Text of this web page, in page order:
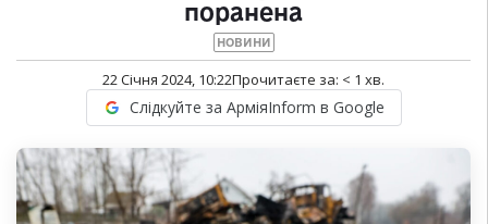
поранена
НОВИНИ
22 Січня 2024, 10:22Прочитаєте за: < 1 хв.
Слідкуйте за АрміяInform в Google